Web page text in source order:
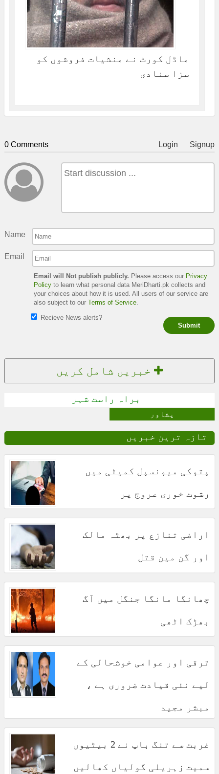
ماڈل کورٹ نے منشیات فروشوں کو
سزا سنادی
0 Comments Login Signup
Name
Email
Email will Not publish publicly. Please access our Privacy
Policyto learn what personal data MeriDharti.pk collects and
your choices about how it is used. All users of our service are
also subject to our Terms of Service.
Recieve News alerts?
Submit
خبریں شامل کریں
براہ راست شہر
پشاور
تازہ ترین خبریں
پتوکی میونسپل کمیٹی میں
رشوت خوری عروج پر
اراضی تنازع پر بھٹہ مالک
اور گن مین قتل
چھانگا مانگا جنگل میں آگ
بھڑک اٹھی
ترقی اور عوامی خوشحالی کے
لیے نئی قیادت ضروری ہے ،
مبشر مجید
غربت سے تنگ باپ نے 2 بیٹیوں
سمیت زہریلی گولیاں کھالیں